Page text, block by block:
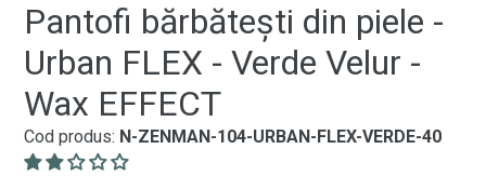
Pantofi bărbătești din piele -
Urban FLEX - Verde Velur -
Wax EFFECT
Cod produs: N-ZENMAN-104-URBAN-FLEX-VERDE-40